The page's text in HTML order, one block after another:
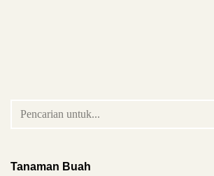
Tanaman Buah